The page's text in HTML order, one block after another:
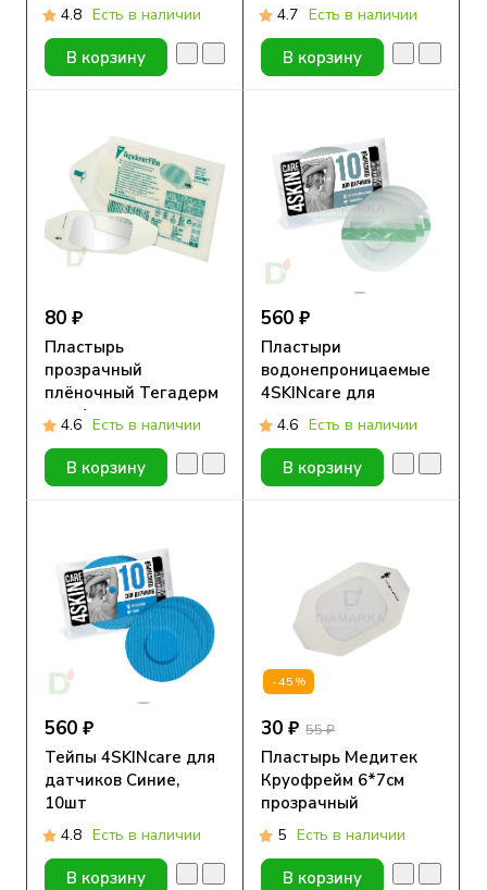
4.8 Есть в наличии
В корзину
4.7 Есть в наличии
В корзину
80 ₽
Пластырь
прозрачный
плёночный Тегадерм
для фиксации
сенсоров (3M™
Tegaderm Film)
1624W, 6 x 7 см, 1 шт
4.6 Есть в наличии
В корзину
560 ₽
Пластыри
водонепроницаемые
4SKINcare для
датчиков
Прозрачные, 10шт
4.6 Есть в наличии
В корзину
560 ₽
Тейпы 4SKINcare для
датчиков Синие,
10шт
4.8 Есть в наличии
В корзину
-45%
30 ₽ 55 ₽
Пластырь Медитек
Круофрейм 6*7см
прозрачный
5 Есть в наличии
В корзину